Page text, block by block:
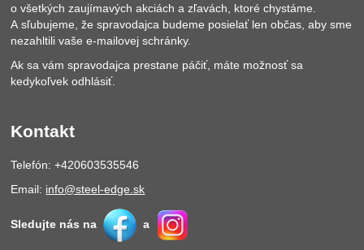
o všetkých zaujímavých akciách a zľavách, ktoré chystáme.
A sľubujeme, že spravodajca budeme posielať len občas, aby sme
nezahltili vaše e-mailovej schránky.
Ak sa vám spravodajca prestane páčiť, máte možnosť sa
kedykoľvek odhlásiť.
Kontakt
Telefón: +420603535546
Email: info@steel-edge.sk
Sledujte nás na a